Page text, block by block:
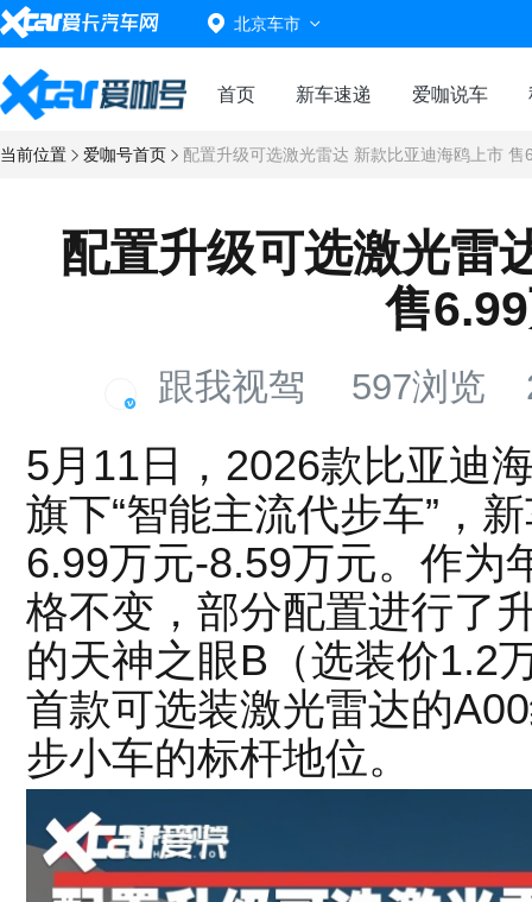
北京车市
首页 新车速递 爱咖说车
当前位置 爱咖号首页 配置升级可选激光雷达 新款比亚迪海鸥上市 售
配置升级可选激光雷
售
跟我视驾 597浏览
5月11日，2026款比亚迪
旗下“智能主流代步车”，
6.99万元-8.59万元。作为
格不变，部分配置进行了
的天神之眼B（选装价1.2
首款可选装激光雷达的
步小车的标杆地位。